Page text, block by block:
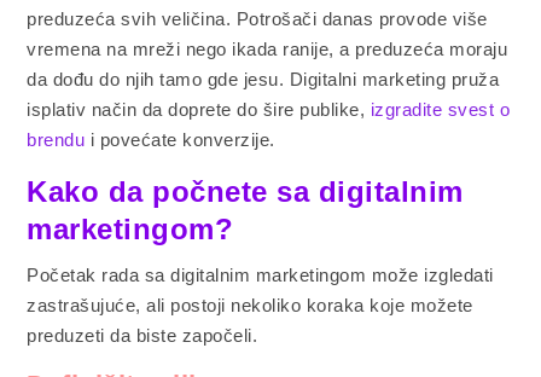
preduzeća svih veličina. Potrošači danas provode više
vremena na mreži nego ikada ranije, a preduzeća moraju
da dođu do njih tamo gde jesu. Digitalni marketing pruža
isplativ način da doprete do šire publike, izgradite svest o
brendu i povećate konverzije.
Kako da počnete sa digitalnim
marketingom?
Početak rada sa digitalnim marketingom može izgledati
zastrašujuće, ali postoji nekoliko koraka koje možete
preduzeti da biste započeli.